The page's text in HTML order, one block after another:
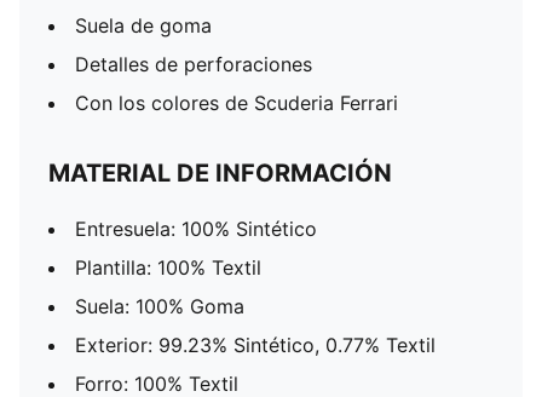
Suela de goma
Detalles de perforaciones
Con los colores de Scuderia Ferrari
MATERIAL DE INFORMACIÓN
Entresuela: 100% Sintético
Plantilla: 100% Textil
Suela: 100% Goma
Exterior: 99.23% Sintético, 0.77% Textil
Forro: 100% Textil